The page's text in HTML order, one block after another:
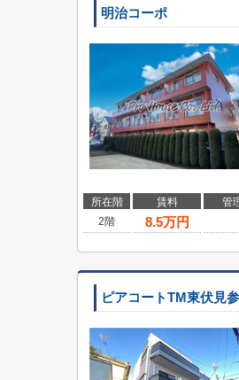
明治コーポ
所在階 賃料
管
2階
8.5万円
ピアコートTM東伏見